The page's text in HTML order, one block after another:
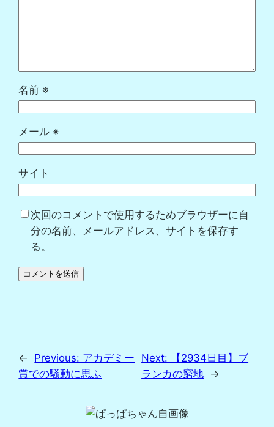
名前 ※
メール ※
サイト
次回のコメントで使用するためブラウザーに自
分の名前、メールアドレス、サイトを保存す
る。
← Previous: アカデミー
賞での騒動に思ふ
Next:
【2934日目】ブ
ランカの窮地 →